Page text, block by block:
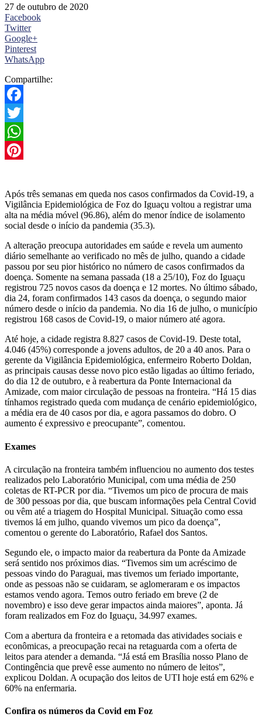
27 de outubro de 2020
Facebook
Twitter
Google+
Pinterest
WhatsApp
Compartilhe:
Facebook
Twitter
WhatsApp
Após três semanas em queda nos casos confirmados da Covid-19, a
Vigilância Epidemiológica de Foz do Iguaçu voltou a registrar uma
alta na média móvel (96.86), além do menor índice de isolamento
social desde o início da pandemia (35.3).
A alteração preocupa autoridades em saúde e revela um aumento
diário semelhante ao verificado no mês de julho, quando a cidade
passou por seu pior histórico no número de casos confirmados da
doença. Somente na semana passada (18 a 25/10), Foz do Iguaçu
registrou 725 novos casos da doença e 12 mortes. No último sábado,
dia 24, foram confirmados 143 casos da doença, o segundo maior
número desde o início da pandemia. No dia 16 de julho, o município
registrou 168 casos de Covid-19, o maior número até agora.
Até hoje, a cidade registra 8.827 casos de Covid-19. Deste total,
4.046 (45%) corresponde a jovens adultos, de 20 a 40 anos. Para o
gerente da Vigilância Epidemiológica, enfermeiro Roberto Doldan,
as principais causas desse novo pico estão ligadas ao último feriado,
do dia 12 de outubro, e à reabertura da Ponte Internacional da
Amizade, com maior circulação de pessoas na fronteira. “Há 15 dias
tínhamos registrado queda com mudança de cenário epidemiológico,
a média era de 40 casos por dia, e agora passamos do dobro. O
aumento é expressivo e preocupante”, comentou.
Exames
A circulação na fronteira também influenciou no aumento dos testes
realizados pelo Laboratório Municipal, com uma média de 250
coletas de RT-PCR por dia. “Tivemos um pico de procura de mais
de 300 pessoas por dia, que buscam informações pela Central Covid
ou vêm até a triagem do Hospital Municipal. Situação como essa
tivemos lá em julho, quando vivemos um pico da doença”,
comentou o gerente do Laboratório, Rafael dos Santos.
Segundo ele, o impacto maior da reabertura da Ponte da Amizade
será sentido nos próximos dias. “Tivemos sim um acréscimo de
pessoas vindo do Paraguai, mas tivemos um feriado importante,
onde as pessoas não se cuidaram, se aglomeraram e os impactos
estamos vendo agora. Temos outro feriado em breve (2 de
novembro) e isso deve gerar impactos ainda maiores”, aponta. Já
foram realizados em Foz do Iguaçu, 34.997 exames.
Com a abertura da fronteira e a retomada das atividades sociais e
econômicas, a preocupação recai na retaguarda com a oferta de
leitos para atender a demanda. “Já está em Brasília nosso Plano de
Contingência que prevê esse aumento no número de leitos”,
explicou Doldan. A ocupação dos leitos de UTI hoje está em 62% e
60% na enfermaria.
Confira os números da Covid em Foz